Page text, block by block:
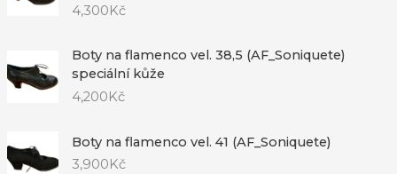
4,300Kč
Boty na flamenco vel. 38,5 (AF_Soniquete)
speciální kůže
4,200Kč
Boty na flamenco vel. 41 (AF_Soniquete)
3,900 Kč